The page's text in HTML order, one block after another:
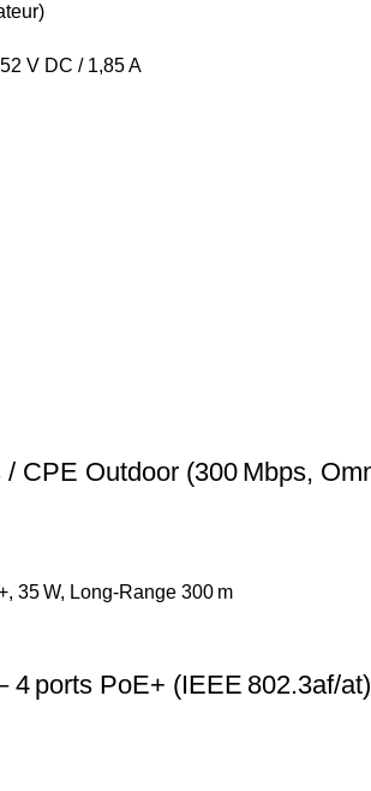
V DC / 1,85 A
CPE Outdoor (300 Mbps,
ports PoE+ (IEEE 802.3af/